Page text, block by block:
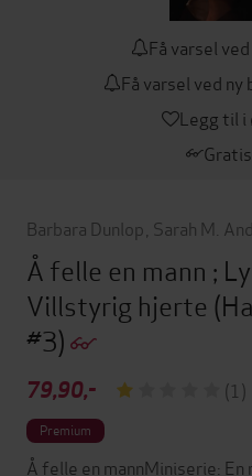
Få varsel
Få varsel ved
Legg til
Barbara Dunlop Sarah M.
Å felle en mann ;
Villstyrig hjerte
#3)
79,90,- (1)
Premium
Å felle en mannMiniserie: